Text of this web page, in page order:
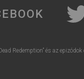
Redemption” és az